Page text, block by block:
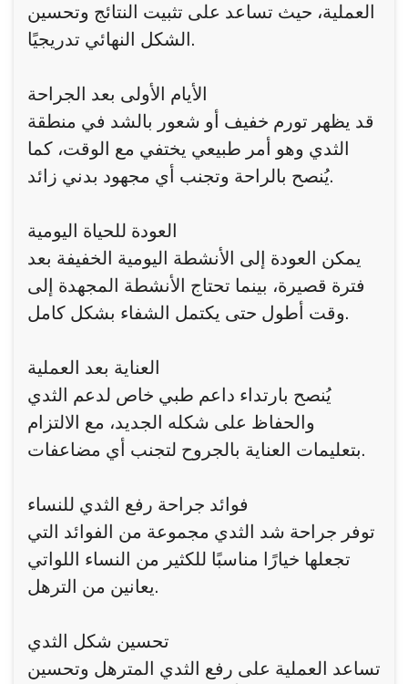
العملية، حيث تساعد على تثبيت النتائج وتحسين
الشكل النهائي تدريجيًا.
الأيام الأولى بعد الجراحة
قد يظهر تورم خفيف أو شعور بالشد في منطقة
الثدي وهو أمر طبيعي يختفي مع الوقت، كما
يُنصح بالراحة وتجنب أي مجهود بدني زائد.
العودة للحياة اليومية
يمكن العودة إلى الأنشطة اليومية الخفيفة بعد
فترة قصيرة، بينما تحتاج الأنشطة المجهدة إلى
وقت أطول حتى يكتمل الشفاء بشكل كامل.
العناية بعد العملية
يُنصح بارتداء داعم طبي خاص لدعم الثدي
والحفاظ على شكله الجديد، مع الالتزام
بتعليمات العناية بالجروح لتجنب أي مضاعفات.
فوائد جراحة رفع الثدي للنساء
توفر جراحة شد الثدي مجموعة من الفوائد التي
تجعلها خيارًا مناسبًا للكثير من النساء اللواتي
يعانين من الترهل.
تحسين شكل الثدي
تساعد العملية على رفع الثدي المترهل وتحسين